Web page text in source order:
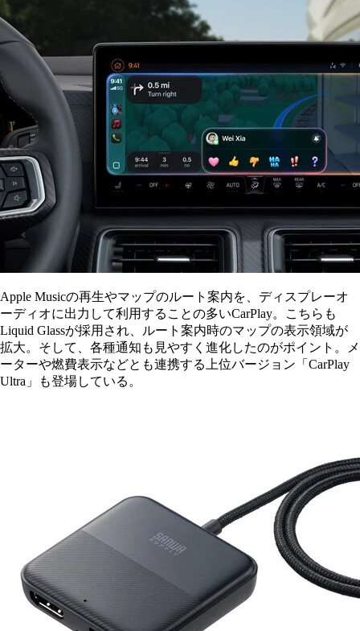
Apple Musicの再生やマップのルート案内を、ディスプレーオ
ーディオに出力して利用することの多いCarPlay。こちらも
Liquid Glassが採用され、ルート案内時のマップの表示領域が
拡大。そして、各種通知も見やすく進化したのがポイント。メ
ーターや燃費表示などとも連携する上位バージョン「CarPlay
Ultra」も登場している。